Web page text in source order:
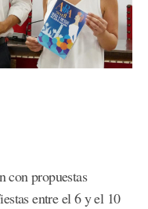
con propuestas
entre el 6 y el 10